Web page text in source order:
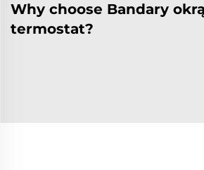
Why choose Bandary
termostat?